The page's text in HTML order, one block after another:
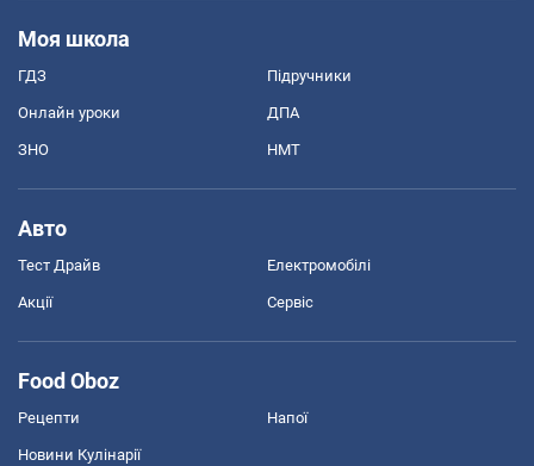
Моя школа
ГДЗ Підручники
Онлайн уроки ДПА
ЗНО НМТ
Авто
Тест Драйв Електромобілі
Акції Сервіс
Food Oboz
Рецепти Напої
Новини Кулінарії